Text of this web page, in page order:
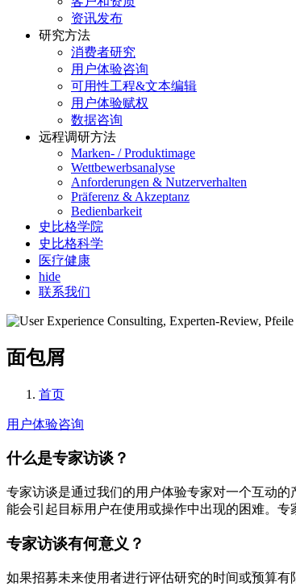
资讯发布
研究方法
消费者研究
用户体验咨询
可用性工程&文本编辑
用户体验赋权
数据咨询
远程调研方法
Marken- / Produktimage
Wettbewerbsanalyse
Anforderungen & Nutzerverhalten
Präferenz & Akzeptanz
Bedienbarkeit
史比格学院
史比格科学
医疗健康
hide
联系我们
面包屑
首页
用户体验咨询
什么是专家访谈？
专家访谈是通过我们的用户体验专家对一个互动
能会引起目标用户在使用或操作中出现的困难。
专家访谈有何意义？
如果招募未来使用者进行评估研究的时间或预算